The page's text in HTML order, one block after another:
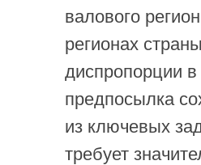
валового
регионах
диспропорции
предпосылка
из ключевых
требует